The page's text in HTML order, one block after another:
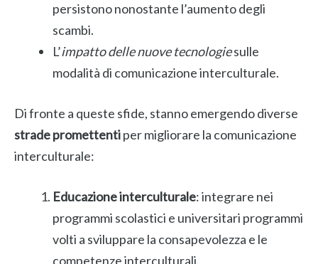
persistono nonostante l’aumento degli
scambi.
L’impatto delle nuove tecnologiesulle
modalità di comunicazione interculturale.
Di fronte a queste sfide, stanno emergendo diverse
strade promettentiper migliorare la comunicazione
interculturale:
Educazione interculturale: integrare nei
programmi scolastici e universitari programmi
volti a sviluppare la consapevolezza e le
competenze interculturali.